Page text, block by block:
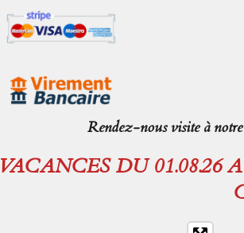
Rendez-nous visite à
VACANCES DU 01.08.26